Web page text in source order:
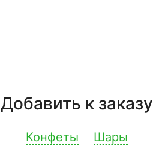
Добавить к заказу
Конфеты Шары